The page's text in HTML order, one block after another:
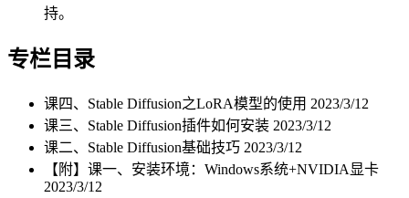
持。
专栏目录
课四、Stable Diffusion之LoRA模型的使用 2023/3/12
课三、Stable Diffusion插件如何安装 2023/3/12
课二、Stable Diffusion基础技巧 2023/3/12
【附】课一、安装环境：Windows系统+NVIDIA显卡
2023/3/12